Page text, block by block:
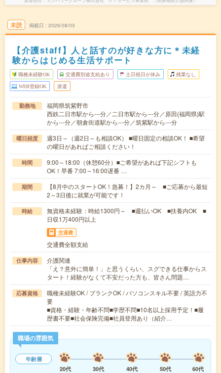
未読 掲載日 2026/08/03
【介護staff】人と話すのが好きな方に＊未経
験からはじめる生活サポート
職種未経験OK 交通費別途支給あり 土日祝日が休み 残業なし
WEB登録OK 派遣
勤務地
福岡県筑紫野市
西鉄二日市駅から---分／二日市駅から---分／原田(福岡県)駅
から---分／朝倉街道駅から---分／筑紫駅から---分
曜日頻度
週3日～（週2日～も相談OK） ■曜日固定の相談OK！ ■希望
の曜日があればご相談ください！
時間
9:00～18:00（休憩60分）■ご希望があれば下記シフトも
OK！早番 7:00～16:00遅番 …
期間
【8月中のスタートOK！急募！】2カ月～ ■ご応募から最短
2～3日後に就業が可能です！
時給
無資格未経験：時給1300円～ ■週払いOK ■扶養内OK ■
日収1万400円以上
交通費
交通費全額支給
仕事内容
介護関連
「え？意外に簡単！」と思うくらい、スグできる仕事からス
タート！経験がなくて不安だった方も、皆さん問題…
応募資格
職種未経験OK / ブランクOK / パソコンスキル不要 / 英語力不
要
■資格・経験・年齢不問■学歴不問■10名以上採用予定！■履
歴書不要■社会保険完備■社員登用あり（紹介…
職場の雰囲気
年齢層
20代
30代 40代 50代
60代